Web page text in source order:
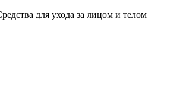
для ухода за лицом и телом